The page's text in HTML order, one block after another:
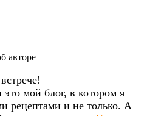
мой блог, в котором я
рецептами и не только. А